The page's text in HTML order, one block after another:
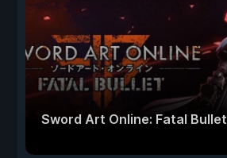
Sword Art Online: Fatal Bullet